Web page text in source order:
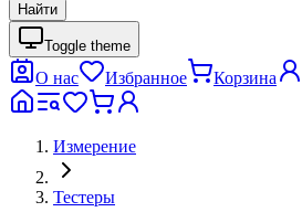
Найти
Toggle theme
О нас Избранное Корзина
Измерение
Тестеры